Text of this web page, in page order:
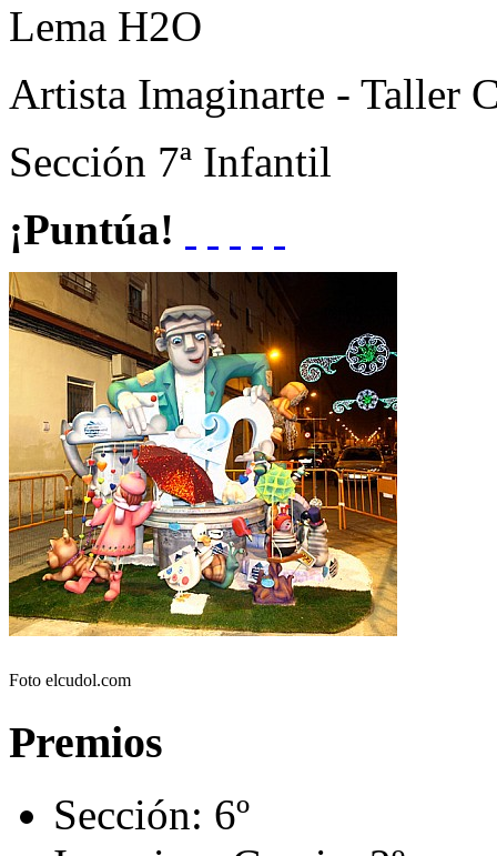
Lema H2O
Artista Imaginarte - Taller
Sección 7ª Infantil
¡Puntúa!
Foto elcudol.com
Premios
Sección: 6º